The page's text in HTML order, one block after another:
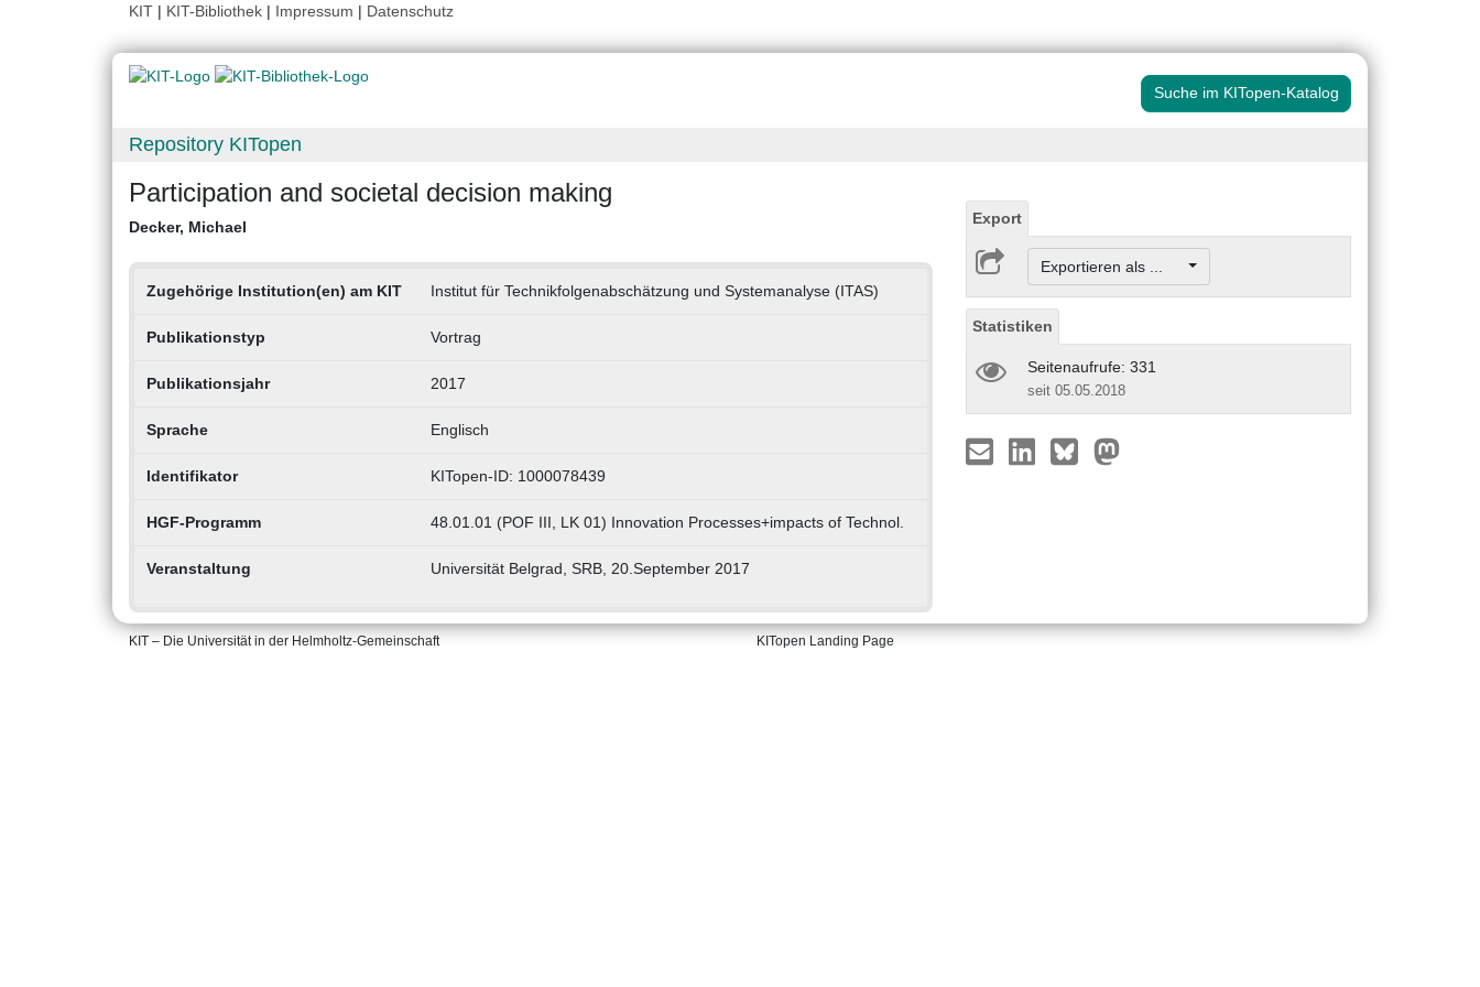
KIT | KIT-Bibliothek | Impressum | Datenschutz
Suche im KITopen-Katalog
Repository KITopen
Participation and societal decision making
Decker, Michael
Zugehörige Institution(en) am KIT Institut für Technikfolgenabschätzung und Systemanalyse (ITAS)
Publikationstyp Vortrag
Publikationsjahr 2017
Sprache Englisch
Identifikator KITopen-ID: 1000078439
HGF-Programm 48.01.01 (POF III, LK 01) Innovation Processes+impacts of Technol.
Veranstaltung Universität Belgrad, SRB, 20.September 2017
Export
Exportieren als ...
Statistiken
Seitenaufrufe: 331
seit 05.05.2018
KIT – Die Universität in der Helmholtz-Gemeinschaft KITopen Landing Page